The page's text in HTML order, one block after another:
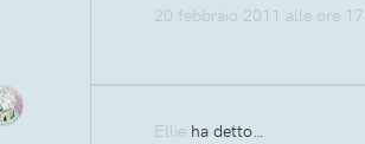
20 febbraio 2011 alle ore
Ellie ha detto…